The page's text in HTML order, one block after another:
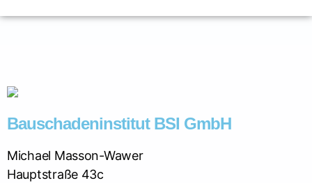
Bauschadeninstitut BSI GmbH
Michael Masson-Wawer
Hauptstraße 43c